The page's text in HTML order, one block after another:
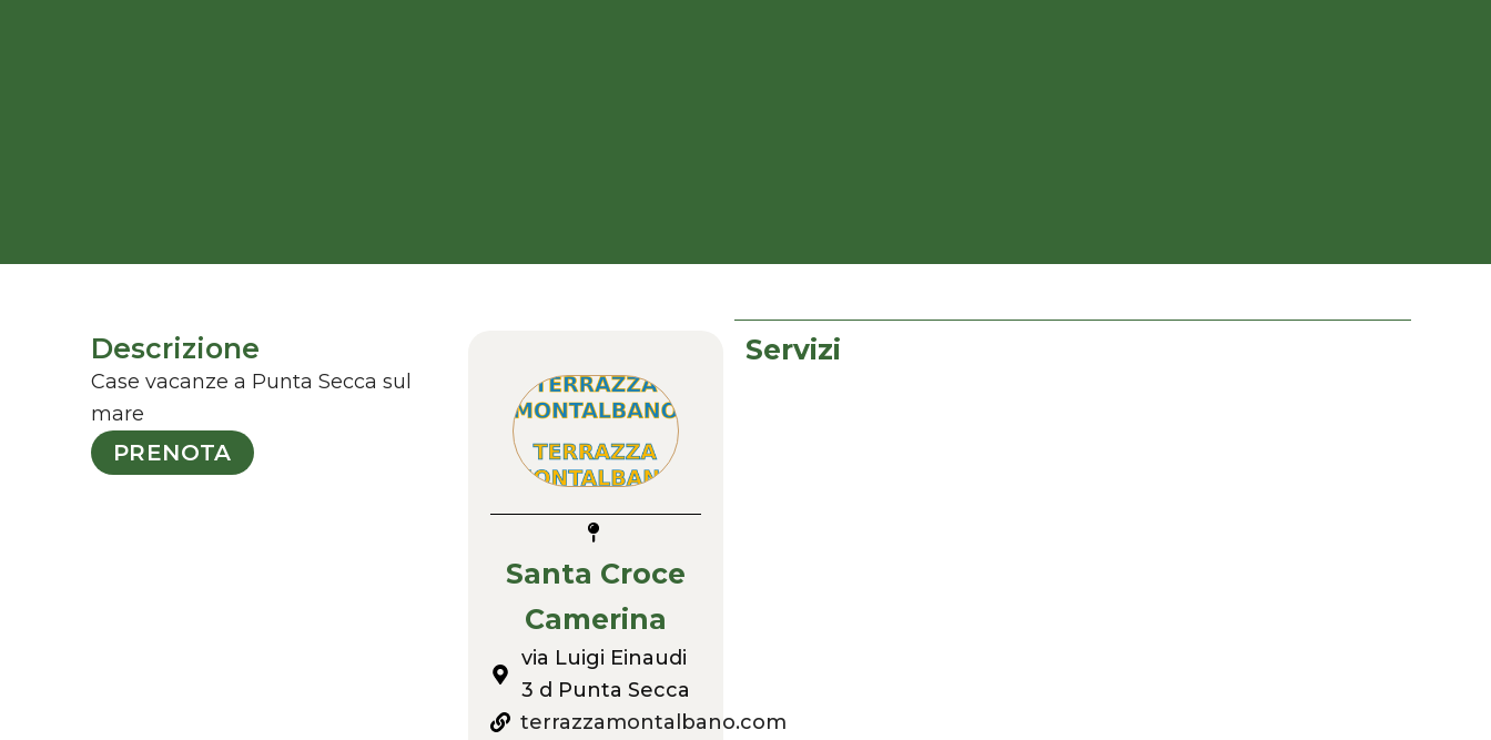
Descrizione
Case vacanze a Punta Secca sul
mare
PRENOTA
Santa Croce
Camerina
via Luigi Einaudi
3 d Punta Secca
terrazzamontalbano.com
Servizi